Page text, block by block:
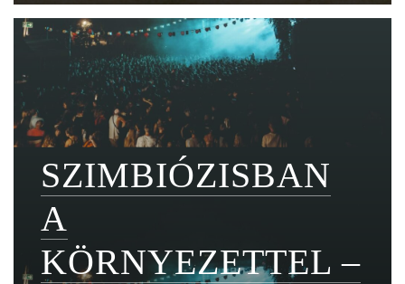
SZIMBIÓZISBAN
A
KÖRNYEZETTEL –